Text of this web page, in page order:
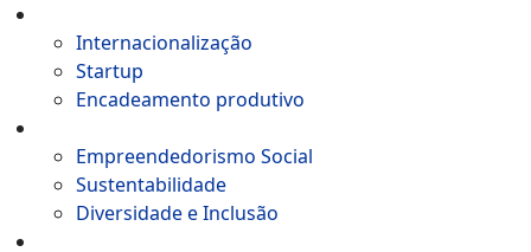
Internacionalização​
Startup
Encadeamento produtivo
Empreendedorismo Social
Sustentabilidade
Diversidade e Inclusão